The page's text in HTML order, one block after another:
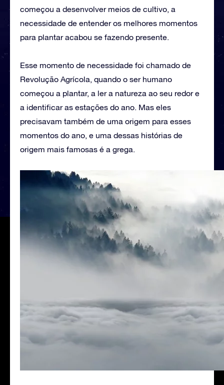
começou a desenvolver meios de cultivo, a
necessidade de entender os melhores momentos
para plantar acabou se fazendo presente.
Esse momento de necessidade foi chamado de
Revolução Agrícola, quando o ser humano
começou a plantar, a ler a natureza ao seu redor e
a identificar as estações do ano. Mas eles
precisavam também de uma origem para esses
momentos do ano, e uma dessas histórias de
origem mais famosas é a grega.